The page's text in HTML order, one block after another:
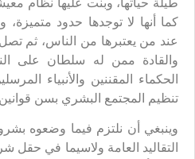
كما أنها لا توجدها حدود
عند من يعتبرها من الناس، ثم تصل
والقادة ممن له سلطان على
الحكماء المقننين والأنبياء
تنظيم المجتمع البشري بسن
وينبغي أن نلتزم فيما وضعوه
التقاليد العامة ولاسيما في حقل